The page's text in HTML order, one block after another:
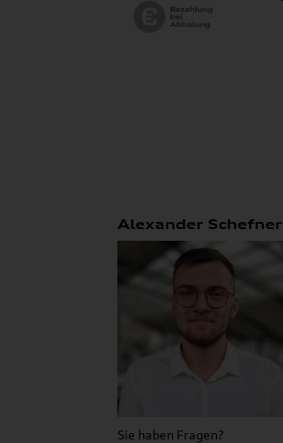
Alexander Schefner
Sie haben Fragen?